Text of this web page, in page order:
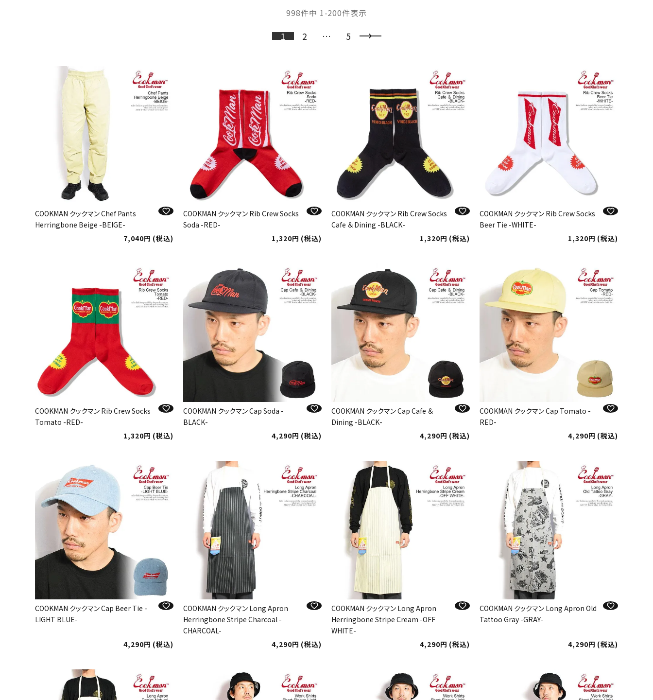
998件中 1-200件表示
1 2 … 5
COOKMAN クックマン Chef Pants
Herringbone Beige -BEIGE-
7,040
税込
COOKMAN クックマン Rib Crew Socks
Soda -RED-
1,320
税込
COOKMAN クックマン Rib Crew Socks
Cafe ＆ Dining -BLACK-
1,320
税込
COOKMAN クックマン Rib Crew Socks
Beer Tie -WHITE-
1,320
税込
COOKMAN クックマン Rib Crew Socks
Tomato -RED-
1,320
税込
COOKMAN クックマン Cap Soda -
BLACK-
4,290
税込
COOKMAN クックマン Cap Cafe ＆
Dining -BLACK-
4,290
税込
COOKMAN クックマン Cap Tomato -
RED-
4,290
税込
COOKMAN クックマン Cap Beer Tie -
LIGHT BLUE-
4,290 税込
COOKMAN クックマン Long Apron
Herringbone Stripe Charcoal -
CHARCOAL-
4,290
税込
COOKMAN クックマン Long Apron
Herringbone Stripe Cream -OFF
WHITE-
4,290
税込
COOKMAN クックマン Long Apron Old
Tattoo Gray -GRAY-
4,290 税込